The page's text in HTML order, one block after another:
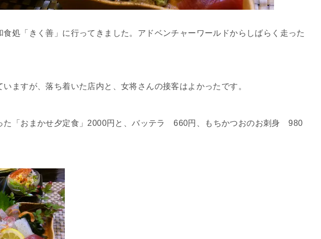
処「きく善」に行ってきました。アドベンチャーワールドからしばらく走った
ますが、落ち着いた店内と、女将さんの接客はよかったです。
た「おまかせ夕定食」2000円と、バッテラ 660円、もちかつおのお刺身 980